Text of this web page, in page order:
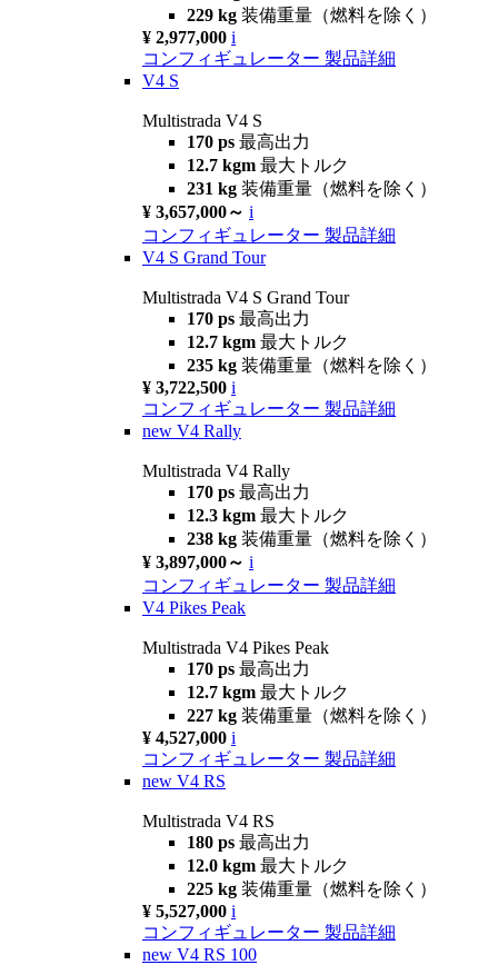
229 kg 装備重量（燃料を除く）
¥ 2,977,000 i
コンフィギュレーター 製品詳細
V4 S
Multistrada V4 S
170 ps 最高出力
12.7 kgm 最大トルク
231 kg 装備重量（燃料を除く）
¥ 3,657,000～ i
コンフィギュレーター 製品詳細
V4 S Grand Tour
Multistrada V4 S Grand Tour
170 ps 最高出力
12.7 kgm 最大トルク
235 kg 装備重量（燃料を除く）
¥ 3,722,500 i
コンフィギュレーター 製品詳細
new V4 Rally
Multistrada V4 Rally
170 ps 最高出力
12.3 kgm 最大トルク
238 kg 装備重量（燃料を除く）
¥ 3,897,000～ i
コンフィギュレーター 製品詳細
V4 Pikes Peak
Multistrada V4 Pikes Peak
170 ps 最高出力
12.7 kgm 最大トルク
227 kg 装備重量（燃料を除く）
¥ 4,527,000 i
コンフィギュレーター 製品詳細
new V4 RS
Multistrada V4 RS
180 ps 最高出力
12.0 kgm 最大トルク
225 kg 装備重量（燃料を除く）
¥ 5,527,000 i
コンフィギュレーター 製品詳細
new V4 RS 100